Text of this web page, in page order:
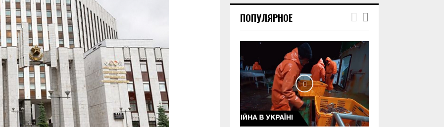
u
m
u
ПОПУЛЯРНОЕ